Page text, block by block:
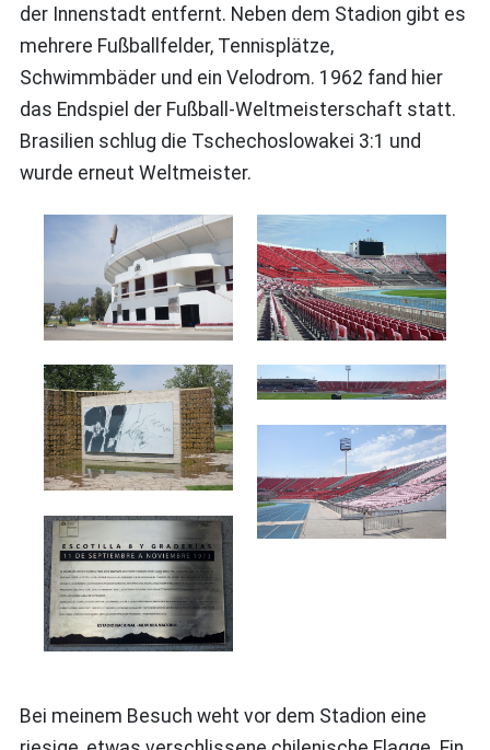
der Innenstadt entfernt. Neben dem Stadion gibt es
mehrere Fußballfelder, Tennisplätze,
Schwimmbäder und ein Velodrom. 1962 fand hier
das Endspiel der Fußball-Weltmeisterschaft statt.
Brasilien schlug die Tschechoslowakei 3:1 und
wurde erneut Weltmeister.
Bei meinem Besuch weht vor dem Stadion eine